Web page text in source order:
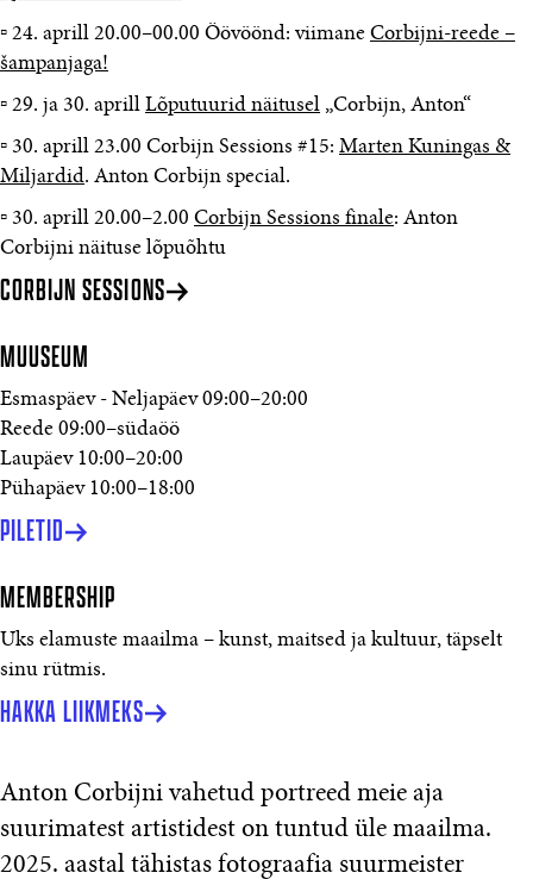
▫️ 24. aprill 20.00–00.00 Öövöönd: viimane Corbijni-reede –
šampanjaga!
▫️ 29. ja 30. aprill Lõputuurid näitusel „Corbijn, Anton“
▫️ 30. aprill 23.00 Corbijn Sessions #15: Marten Kuningas &
Miljardid. Anton Corbijn special.
▫️ 30. aprill 20.00–2.00 Corbijn Sessions finale: Anton
Corbijni näituse lõpuõhtu
CORBIJN SESSIONS
MUUSEUM
Esmaspäev - Neljapäev 09:00–20:00
Reede 09:00–südaöö
Laupäev 10:00–20:00
Pühapäev 10:00–18:00
PILETID
MEMBERSHIP
Uks elamuste maailma – kunst, maitsed ja kultuur, täpselt
sinu rütmis.
HAKKA LIIKMEKS
Anton Corbijni vahetud portreed meie aja
suurimatest artistidest on tuntud üle maailma.
2025. aastal tähistas fotograafia suurmeister